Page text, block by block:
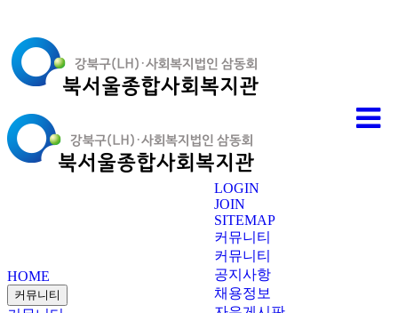
LOGIN
JOIN
SITEMAP
커뮤니티
커뮤니티
공지사항
채용정보
HOME
커뮤니티